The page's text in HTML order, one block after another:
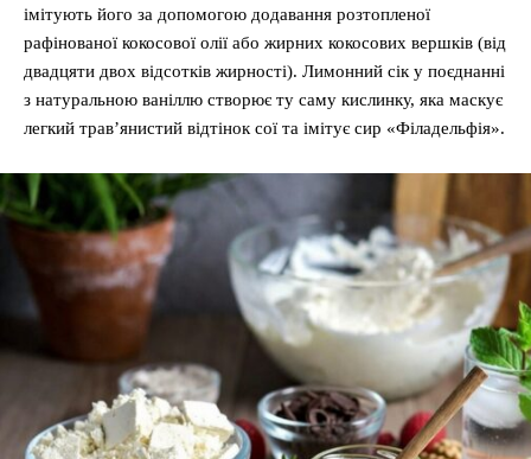
імітують його за допомогою додавання розтопленої
рафінованої кокосової олії або жирних кокосових вершків (від
двадцяти двох відсотків жирності). Лимонний сік у поєднанні
з натуральною ваніллю створює ту саму кислинку, яка маскує
легкий трав’янистий відтінок сої та імітує сир «Філадельфія».